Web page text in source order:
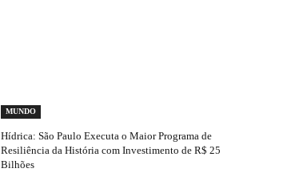
MUNDO
Hídrica: São Paulo Executa o Maior Programa de
Resiliência da História com Investimento de R$ 25
Bilhões